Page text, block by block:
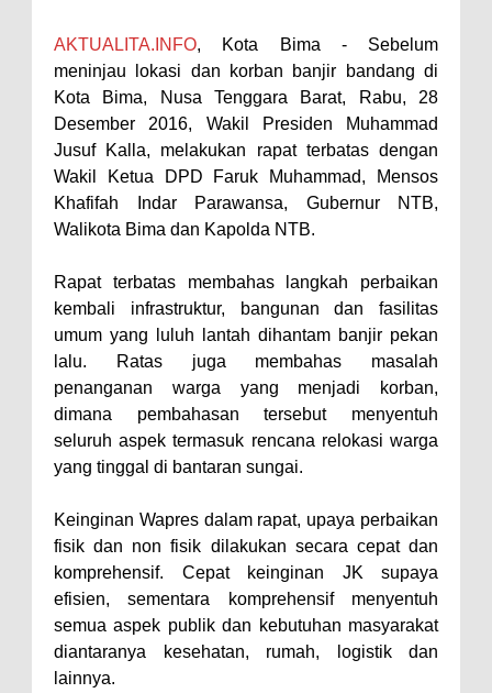
Perkuat Soliditas-Sinergi,
Kapolres Bima Silaturahmi ke
Kejari dan Kodim 1608
Nobar Piala Dunia Argentina vs
Inggris, Polres Bima Pererat
Silaturahmi dengan Masyarakat
Nobar Bareng Laga Prancis vs
Spanyol di Mapolres Bima
Wali Kota Bima Tinjau Finalisasi
Pembangunan RSUD Kota Bima,
Pastikan Pemindahan Layanan
Berjalan Bertahap
Polres Bima Bantu Warga Padolo
Atasi Krisis Air Bersih
Wali Kota Bima Tinjau Rumah
Warga Tidak Layak Huni di
Kelurahan Oi Mbo, Dorong
AKTUALITA.INFO, Kota Bima - Sebelum
meninjau lokasi dan korban banjir bandang di
Kota Bima, Nusa Tenggara Barat, Rabu, 28
Desember 2016, Wakil Presiden Muhammad
Jusuf Kalla, melakukan rapat terbatas dengan
Wakil Ketua DPD Faruk Muhammad, Mensos
Khafifah Indar Parawansa, Gubernur NTB,
Walikota Bima dan Kapolda NTB.
Rapat terbatas membahas langkah perbaikan
kembali infrastruktur, bangunan dan fasilitas
umum yang luluh lantah dihantam banjir pekan
lalu. Ratas juga membahas masalah
penanganan warga yang menjadi korban,
dimana pembahasan tersebut menyentuh
seluruh aspek termasuk rencana relokasi warga
yang tinggal di bantaran sungai.
Keinginan Wapres dalam rapat, upaya perbaikan
fisik dan non fisik dilakukan secara cepat dan
komprehensif. Cepat keinginan JK supaya
efisien, sementara komprehensif menyentuh
semua aspek publik dan kebutuhan masyarakat
diantaranya kesehatan, rumah, logistik dan
lainnya.